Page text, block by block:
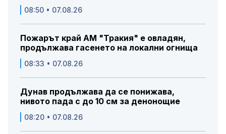
08:50 • 07.08.26
Пожарът край АМ "Тракия" е овладян,
продължава гасенето на локални огнища
08:33 • 07.08.26
Дунав продължава да се понижава,
нивото пада с до 10 см за денонощие
08:20 • 07.08.26